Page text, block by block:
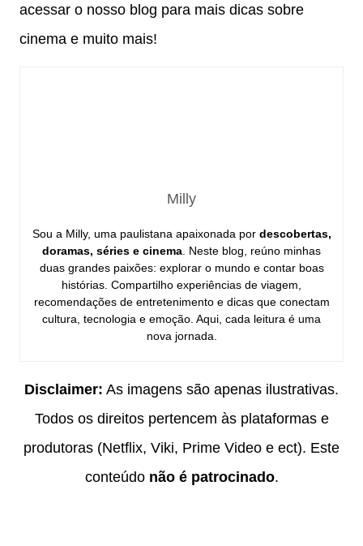
acessar o nosso blog para mais dicas sobre
cinema e muito mais!
Milly
Sou a Milly, uma paulistana apaixonada por descobertas,
doramas, séries e cinema . Neste blog, reúno minhas
duas grandes paixões: explorar o mundo e contar boas
histórias. Compartilho experiências de viagem,
recomendações de entretenimento e dicas que conectam
cultura, tecnologia e emoção. Aqui, cada leitura é uma
nova jornada.
Disclaimer: As imagens são apenas ilustrativas.
Todos os direitos pertencem às plataformas e
produtoras (Netflix, Viki, Prime Video e ect). Este
conteúdo não é patrocinado.